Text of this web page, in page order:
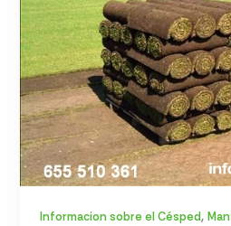
Informacion sobre el Césped,